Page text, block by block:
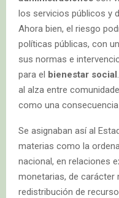
los servicios públicos y
Ahora bien, el riesgo
políticas públicas, con
sus normas e
para el bienestar social
al alza entre
como una
Se asignaban así al
materias como la
nacional, en relaciones
monetarias, de
redistribución de